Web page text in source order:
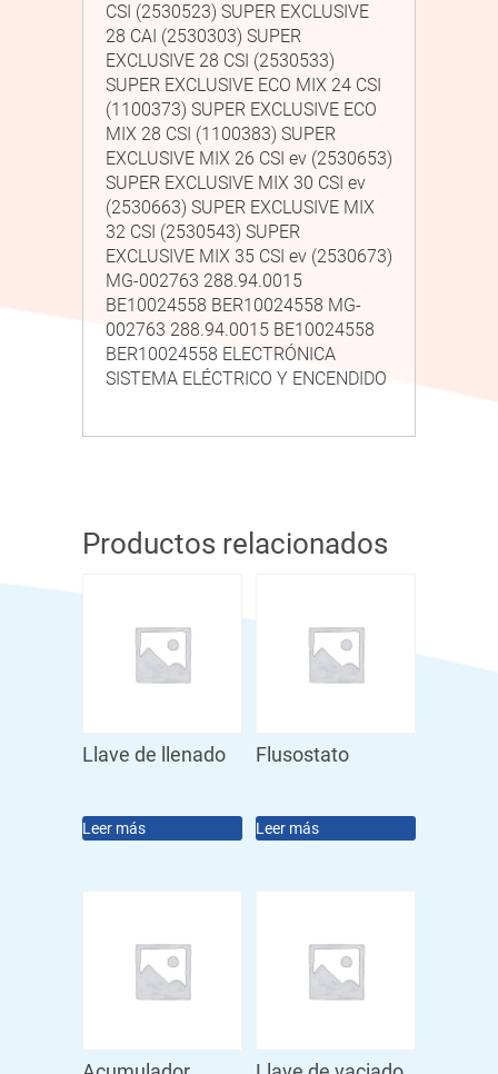
CSI (2530523) SUPER EXCLUSIVE
28 CAI (2530303) SUPER
EXCLUSIVE 28 CSI (2530533)
SUPER EXCLUSIVE ECO MIX 24 CSI
(1100373) SUPER EXCLUSIVE ECO
MIX 28 CSI (1100383) SUPER
EXCLUSIVE MIX 26 CSI ev (2530653)
SUPER EXCLUSIVE MIX 30 CSI ev
(2530663) SUPER EXCLUSIVE MIX
32 CSI (2530543) SUPER
EXCLUSIVE MIX 35 CSI ev (2530673)
MG-002763 288.94.0015
BE10024558 BER10024558 MG-
002763 288.94.0015 BE10024558
BER10024558 ELECTRÓNICA
SISTEMA ELÉCTRICO Y ENCENDIDO
Productos relacionados
Llave de llenado
Leer más
Flusostato
Leer más